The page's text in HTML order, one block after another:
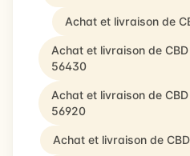
Achat et livraison de
Achat et livraison de
56430
Achat et livraison de
56920
Achat et livraison de